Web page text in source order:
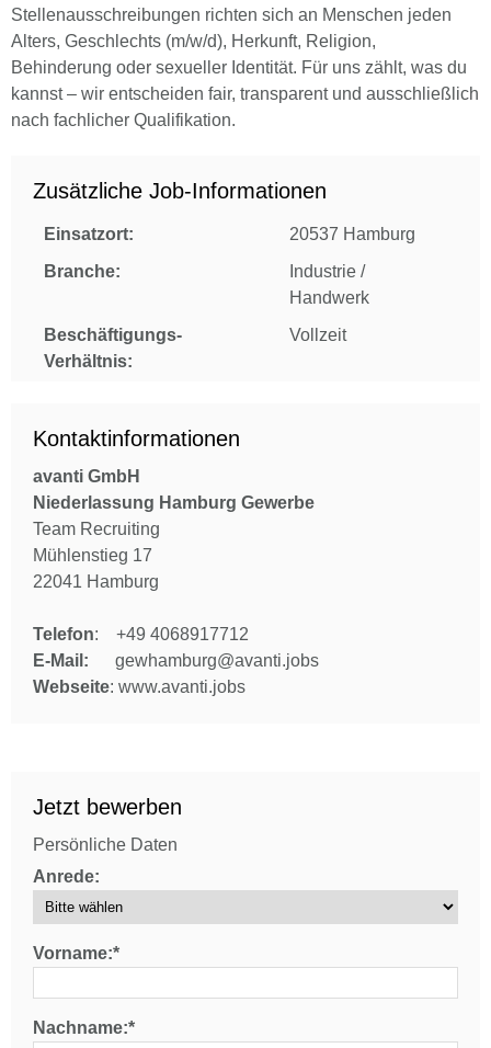
Stellenausschreibungen richten sich an Menschen jeden
Alters, Geschlechts (m/w/d), Herkunft, Religion,
Behinderung oder sexueller Identität. Für uns zählt, was du
kannst – wir entscheiden fair, transparent und ausschließlich
nach fachlicher Qualifikation.
Zusätzliche Job-Informationen
Einsatzort:
20537 Hamburg
Branche:
Industrie /
Handwerk
Beschäftigungs-
Verhältnis:
Vollzeit
Kontaktinformationen
avanti GmbH
Niederlassung Hamburg Gewerbe
Team Recruiting
Mühlenstieg 17
22041 Hamburg
Telefon: +49 4068917712
E-Mail: gewhamburg@avanti.jobs
Webseite: www.avanti.jobs
Jetzt bewerben
Persönliche Daten
Anrede:
Vorname:*
Nachname:*